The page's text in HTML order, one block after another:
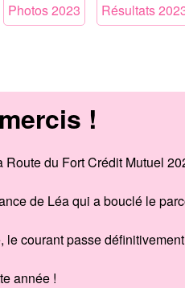
Photos 2023 Résultats
!
du Fort Crédit Mutuel
de Léa qui a bouclé le
courant passe
année !